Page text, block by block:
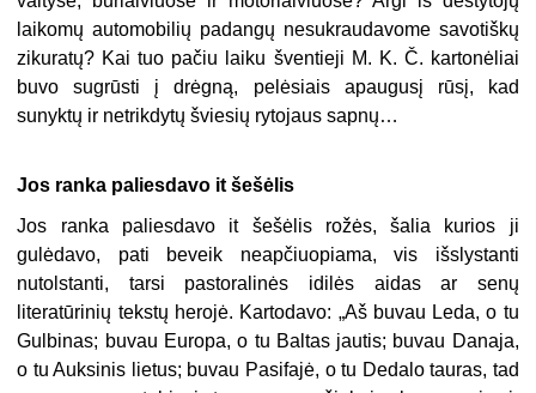
laikomų automobilių padangų nesukraudavome savotiškų
zikuratų? Kai tuo pačiu laiku šventieji M. K. Č. kartonėliai
buvo sugrūsti į drėgną, pelėsiais apaugusį rūsį, kad
sunyktų ir netrikdytų šviesių rytojaus sapnų…
Jos ranka paliesdavo it šešėlis
Jos ranka paliesdavo it šešėlis rožės, šalia kurios ji
gulėdavo, pati beveik neapčiuopiama, vis išslystanti
nutolstanti, tarsi pastoralinės idilės aidas ar senų
literatūrinių tekstų herojė. Kartodavo: „Aš buvau Leda, o tu
Gulbinas; buvau Europa, o tu Baltas jautis; buvau Danaja,
o tu Auksinis lietus; buvau Pasifajė, o tu Dedalo tauras, tad